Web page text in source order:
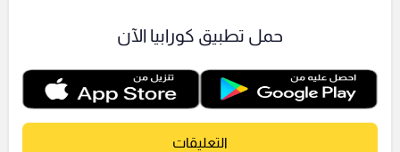
حمل تطبيق كورابيا الآن
التعليقات